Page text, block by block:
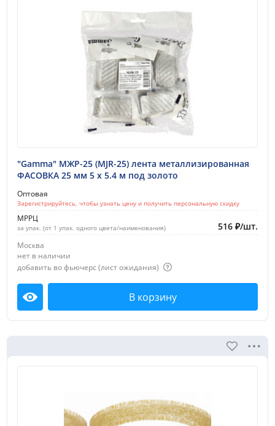
"Gamma" МЖР-25 (MJR-25) лента металлизированная
ФАСОВКА 25 мм 5 х 5.4 м под золото
Оптовая
Зарегистрируйтесь, чтобы узнать цену и получить персональную скидку
МРРЦ
за упак. (от 1 упак. одного цвета/наименования) 516 ₽/шт.
Москва
нет в наличии
добавить во фьючерс (лист ожидания)
Посмотреть В корзину